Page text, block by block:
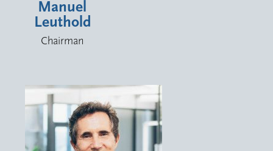
Manuel
Leuthold
Chairman